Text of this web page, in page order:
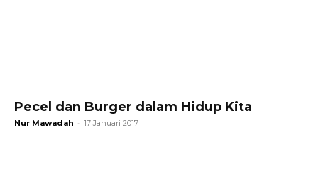
Pecel dan Burger dalam Hidup Kita
Nur Mawadah - 17 Januari 2017